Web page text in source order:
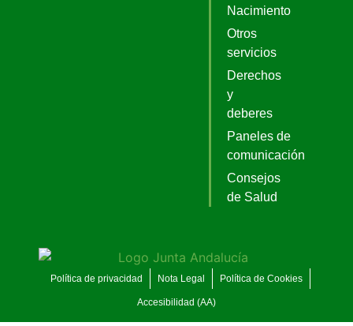
Nacimiento
Otros
servicios
Derechos
y
deberes
Paneles de
comunicación
Consejos
de Salud
Política de privacidad Nota Legal Política de Cookies
Accesibilidad (AA)